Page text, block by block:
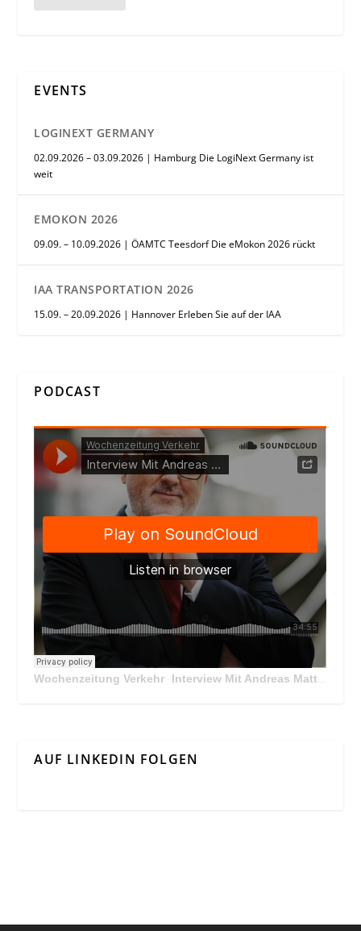
EVENTS
LOGINEXT GERMANY
02.09.2026 – 03.09.2026 | Hamburg Die LogiNext Germany ist
weit
EMOKON 2026
09.09. – 10.09.2026 | ÖAMTC Teesdorf Die eMokon 2026 rückt
IAA TRANSPORTATION 2026
15.09. – 20.09.2026 | Hannover Erleben Sie auf der IAA
PODCAST
Wochenzeitung Verkehr · Interview Mit Andreas Matthä, CEO der ÖBB Holding
AUF LINKEDIN FOLGEN